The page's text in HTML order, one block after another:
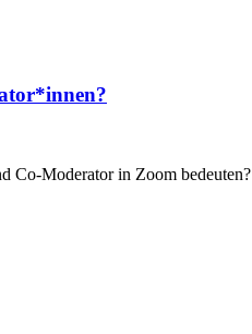
Co-Moderator in Zoom bedeuten?